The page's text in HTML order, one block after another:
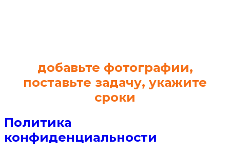
​добавьте фотографии,
поставьте задачу, укажите
сроки
Политика
конфиденциальности